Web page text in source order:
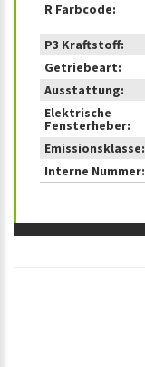
R Farbcode:
P3 Kraftstoff:
Getriebeart:
Ausstattung:
Elektrische
Fensterheber:
Emissionsklasse:
Interne Nummer: